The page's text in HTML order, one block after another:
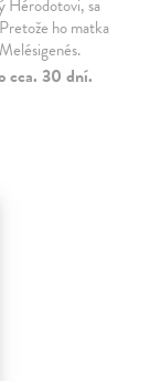
Hérodotovi, sa
ho matka
cca. 30 dní.